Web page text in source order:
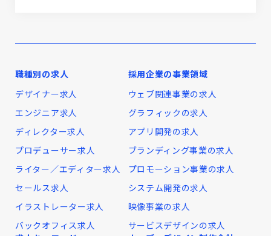
職種別の求人
デザイナー求人
エンジニア求人
ディレクター求人
プロデューサー求人
ライター／エディター求人
セールス求人
イラストレーター求人
バックオフィス求人
採用企業の事業領域
ウェブ関連事業の求人
グラフィックの求人
アプリ開発の求人
ブランディング事業の求人
プロモーション事業の求人
システム開発の求人
映像事業の求人
サービスデザインの求人